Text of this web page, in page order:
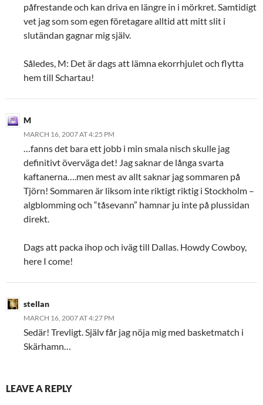
påfrestande och kan driva en längre in i mörkret. Samtidigt
vet jag som som egen företagare alltid att mitt slit i
slutändan gagnar mig själv.
Således, M: Det är dags att lämna ekorrhjulet och flytta
hem till Schartau!
M
MARCH 16, 2007 AT 4:25 PM
…fanns det bara ett jobb i min smala nisch skulle jag
definitivt överväga det! Jag saknar de långa svarta
kaftanerna….men mest av allt saknar jag sommaren på
Tjörn! Sommaren är liksom inte riktigt riktig i Stockholm –
algblomming och “tåsevann” hamnar ju inte på plussidan
direkt.
Dags att packa ihop och iväg till Dallas. Howdy Cowboy,
here I come!
stellan
MARCH 16, 2007 AT 4:27 PM
Sedär! Trevligt. Själv får jag nöja mig med basketmatch i
Skärhamn…
LEAVE A REPLY